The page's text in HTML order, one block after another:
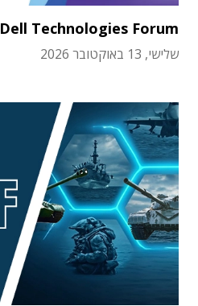
Dell Technologies Forum
שלישי, 13 באוקטובר 2026